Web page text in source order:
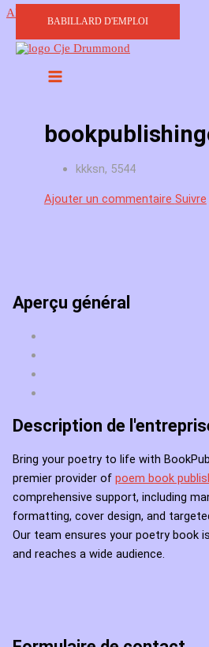
Aller au contenu
BABILLARD D'EMPLOI
kkksn, 5544
Ajouter un commentaire Suivre
Aperçu général
Description de
Bring your poetry to life with
premier provider of poem book
comprehensive support, including
formatting, cover design, and
Our team ensures your poetry book
and reaches a wide audience.